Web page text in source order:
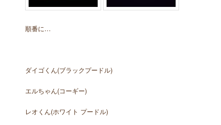
順番に…
ダイゴくん(ブラックプードル)
エルちゃん(コーギー)
レオくん(ホワイト プードル)